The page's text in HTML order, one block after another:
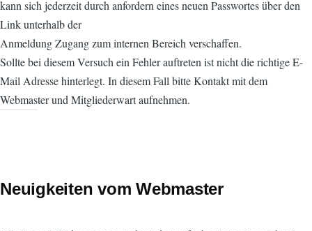
kann sich jederzeit durch anfordern eines neuen Passwortes über den
Link unterhalb der
Anmeldung Zugang zum internen Bereich verschaffen.
Sollte bei diesem Versuch ein Fehler auftreten ist nicht die richtige E-
Mail Adresse hinterlegt. In diesem Fall bitte Kontakt mit dem
Webmaster und Mitgliederwart aufnehmen.
Neuigkeiten vom Webmaster